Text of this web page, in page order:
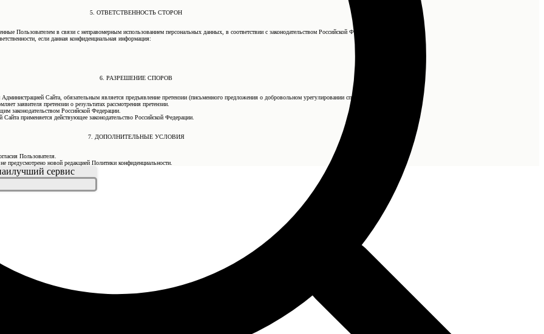
5. ОТВЕТСТВЕННОСТЬ СТОРОН
Пользователем в связи с неправомерным использованием персональных данных, в соответствии с законодательством Российской Федерации.
если данная конфиденциальная информация:
6. РАЗРЕШЕНИЕ СПОРОВ
Сайта, обязательным является предъявление претензии (письменного предложения о добровольном урегулировании спора).
заявителя претензии о результатах рассмотрения претензии.
законодательством Российской Федерации.
применяется действующее законодательство Российской Федерации.
7. ДОПОЛНИТЕЛЬНЫЕ УСЛОВИЯ
Пользователя.
предусмотрено новой редакцией Политики конфиденциальности.
сервис